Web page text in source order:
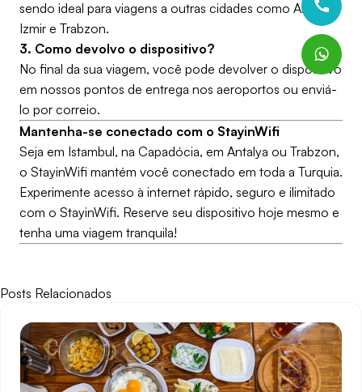
sendo ideal para viagens a outras cidades como Antalya,
Izmir e Trabzon.
3. Como devolvo o dispositivo?
No final da sua viagem, você pode devolver o dispositivo
em nossos pontos de entrega nos aeroportos ou enviá-
lo por correio.
Mantenha-se conectado com o StayinWifi
Seja em Istambul, na Capadócia, em Antalya ou Trabzon,
o StayinWifi mantém você conectado em toda a Turquia.
Experimente acesso à internet rápido, seguro e ilimitado
com o StayinWifi. Reserve seu dispositivo hoje mesmo e
tenha uma viagem tranquila!
Posts Relacionados